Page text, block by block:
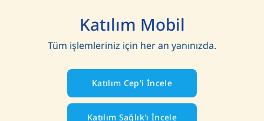
Katılım Mobil
Tüm işlemleriniz için her an yanınızda.
Katılım Cep'i İncele
Katılım Sağlık'ı İncele